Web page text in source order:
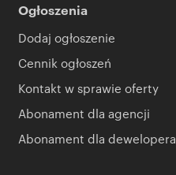
Ogłoszenia
Dodaj ogłoszenie
Cennik ogłoszeń
Kontakt w sprawie oferty
Abonament dla agencji
Abonament dla dewelopera